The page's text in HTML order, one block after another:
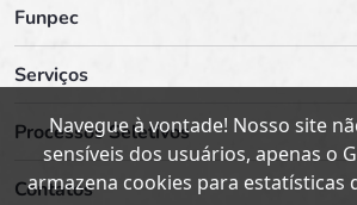
Funpec
Serviços
Processos Seletivos
Contatos
Navegue à vontade! Nosso site
sensíveis dos usuários, apenas o
armazena cookies para estatísticas